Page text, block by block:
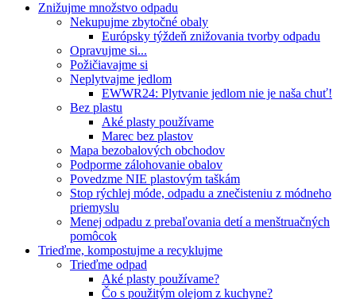
Znižujme množstvo odpadu
Nekupujme zbytočné obaly
Európsky týždeň znižovania tvorby odpadu
Opravujme si...
Požičiavajme si
Neplytvajme jedlom
EWWR24: Plytvanie jedlom nie je naša chuť!
Bez plastu
Aké plasty používame
Marec bez plastov
Mapa bezobalových obchodov
Podporme zálohovanie obalov
Povedzme NIE plastovým taškám
Stop rýchlej móde, odpadu a znečisteniu z módneho
priemyslu
Menej odpadu z prebaľovania detí a menštruačných
pomôcok
Trieďme, kompostujme a recyklujme
Trieďme odpad
Aké plasty používame?
Čo s použitým olejom z kuchyne?